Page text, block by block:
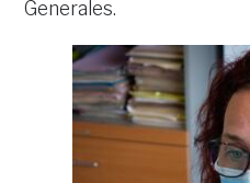
Generales.